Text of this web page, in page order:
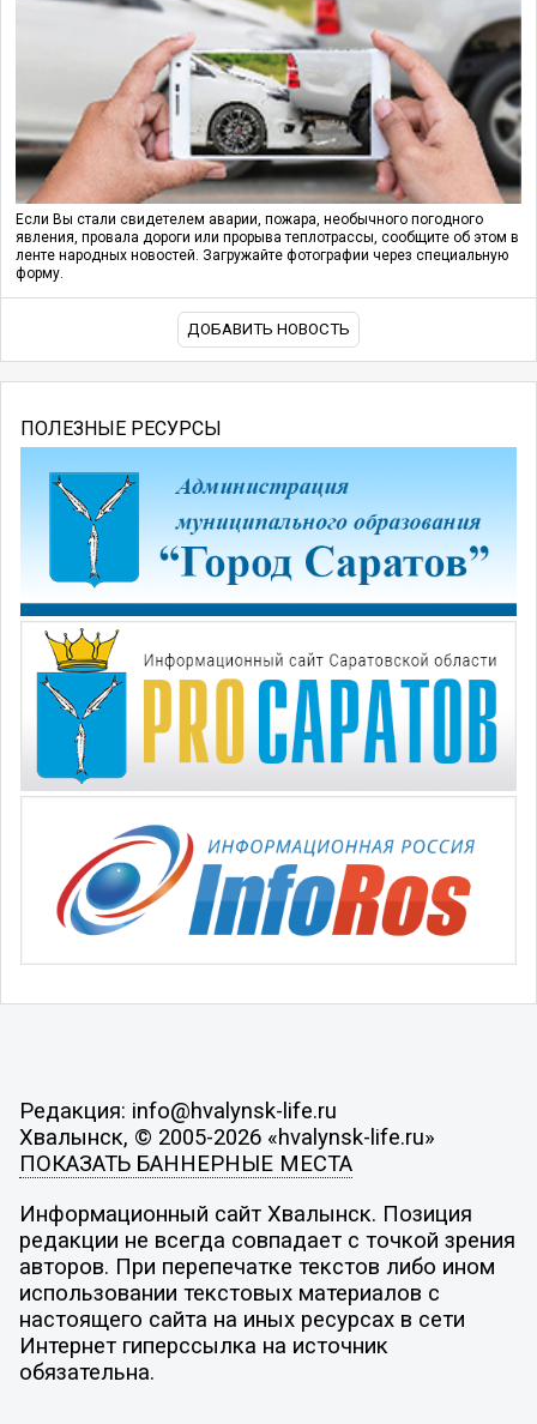
Если Вы стали свидетелем аварии, пожара, необычного погодного
явления, провала дороги или прорыва теплотрассы, сообщите об этом в
ленте народных новостей. Загружайте фотографии через специальную
форму.
ДОБАВИТЬ НОВОСТЬ
ПОЛЕЗНЫЕ РЕСУРСЫ
Редакция: info@hvalynsk-life.ru
Хвалынск, © 2005-2026 «hvalynsk-life.ru»
ПОКАЗАТЬ БАННЕРНЫЕ МЕСТА
Информационный сайт Хвалынск. Позиция
редакции не всегда совпадает с точкой зрения
авторов. При перепечатке текстов либо ином
использовании текстовых материалов с
настоящего сайта на иных ресурсах в сети
Интернет гиперссылка на источник
обязательна.